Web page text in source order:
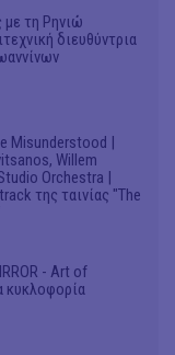
με τη Ρηνιώ
διευθύντρια
Misunderstood |
Willem
Orchestra |
της ταινίας "The
- Art of
κυκλοφορία